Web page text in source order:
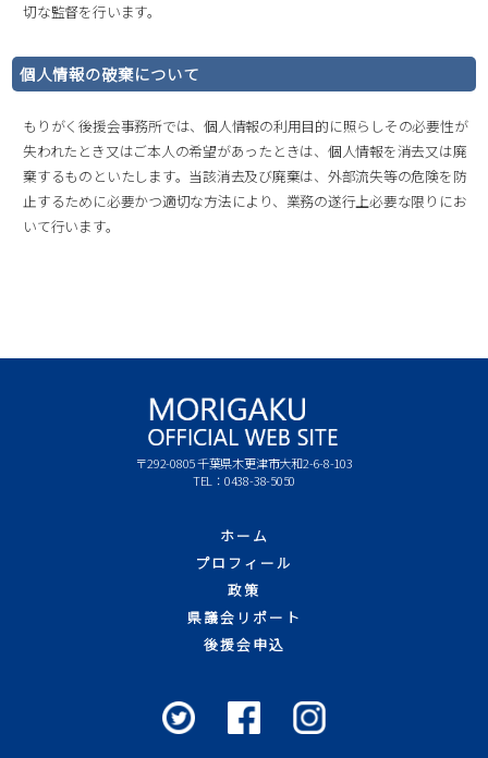
切な監督を行います。
個人情報の破棄について
もりがく後援会事務所では、個人情報の利用目的に照らしその必要性が
失われたとき又はご本人の希望があったときは、個人情報を消去又は廃
棄するものといたします。当該消去及び廃棄は、外部流失等の危険を防
止するために必要かつ適切な方法により、業務の遂行上必要な限りにお
いて行います。
〒292-0805 千葉県木更津市大和2-6-8-103
TEL：0438-38-5050
ホーム
プロフィール
政策
県議会リポート
後援会申込